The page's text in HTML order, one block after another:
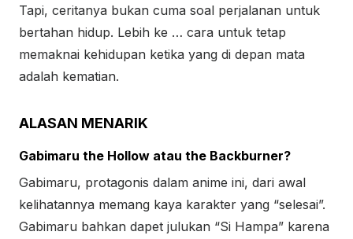
Tapi, ceritanya bukan cuma soal perjalanan untuk
bertahan hidup. Lebih ke … cara untuk tetap
memaknai kehidupan ketika yang di depan mata
adalah kematian.
ALASAN MENARIK
Gabimaru the Hollow atau the Backburner?
Gabimaru, protagonis dalam anime ini, dari awal
kelihatannya memang kaya karakter yang “selesai”.
Gabimaru bahkan dapet julukan “Si Hampa” karena